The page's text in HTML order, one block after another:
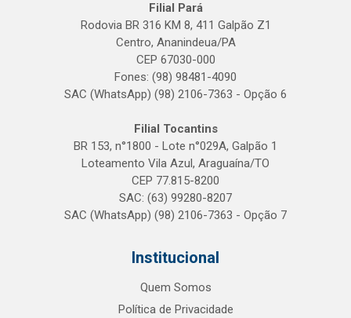
Filial Pará
Rodovia BR 316 KM 8, 411 Galpão Z1
Centro, Ananindeua/PA
CEP 67030-000
Fones: (98) 98481-4090
SAC (WhatsApp) (98) 2106-7363 - Opção 6
Filial Tocantins
BR 153, n°1800 - Lote n°029A, Galpão 1
Loteamento Vila Azul, Araguaína/TO
CEP 77.815-8200
SAC: (63) 99280-8207
SAC (WhatsApp) (98) 2106-7363 - Opção 7
Institucional
Quem Somos
Política de Privacidade